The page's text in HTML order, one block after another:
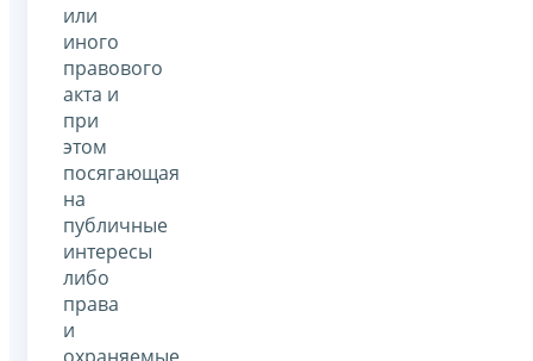
или
иного
правового
акта и
при
этом
посягающая
на
публичные
интересы
либо
права
и
охраняемые